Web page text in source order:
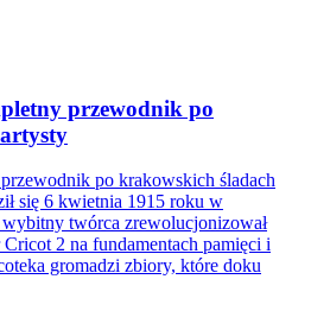
przewodnik po
po krakowskich śladach
się 6 kwietnia 1915 roku w
twórca zrewolucjonizował
2 na fundamentach pamięci i
gromadzi zbiory, które doku